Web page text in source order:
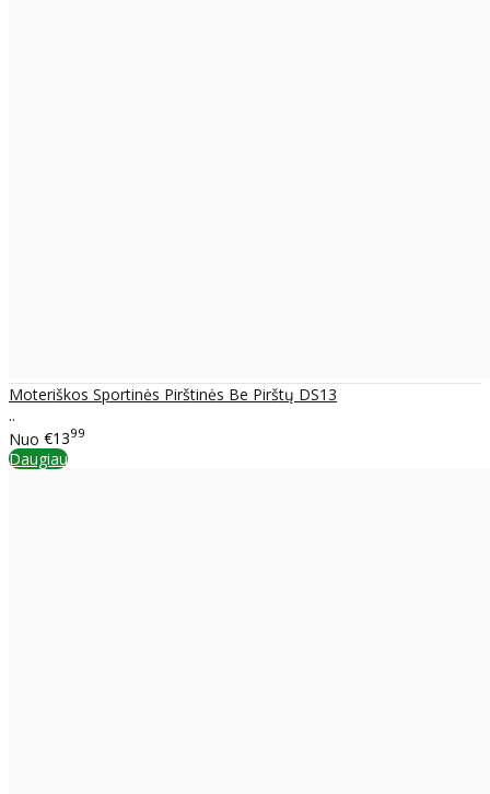
Moteriškos Sportinės Pirštinės Be Pirštų DS13
..
Nuo €1399
Daugiau